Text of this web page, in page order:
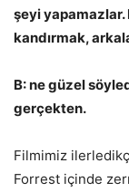
şeyi yapamazlar.
kandırmak,
B: ne güzel
gerçekten.
Filmimiz
Forrest içinde